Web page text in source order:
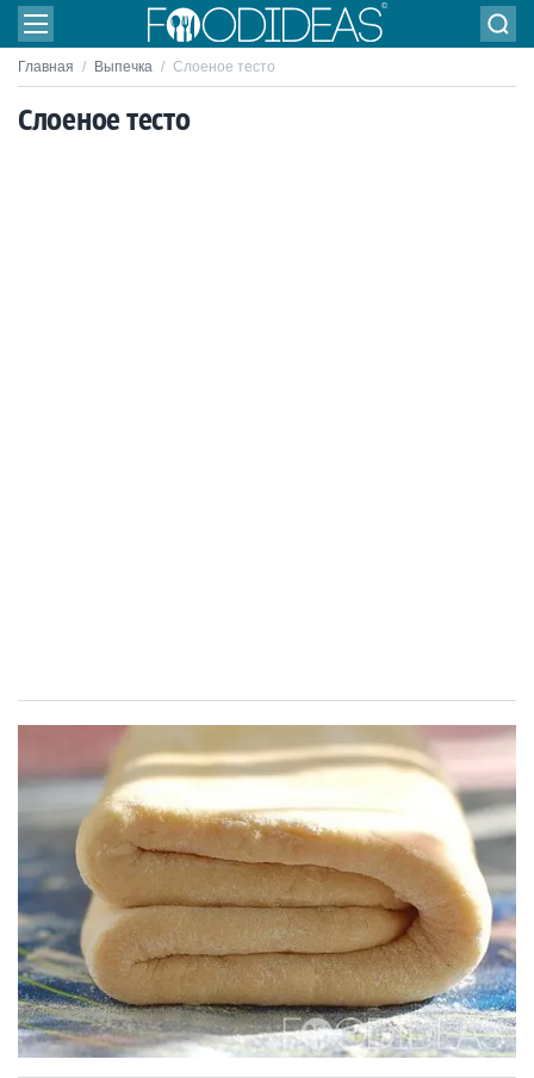
Главная / Выпечка / Слоеное тесто
Слоеное тесто